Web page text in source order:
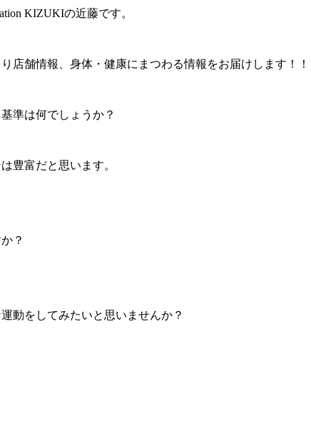
KIZUKIの近藤です。
店舗情報、身体・健康にまつわる情報をお届けします！！
準は何でしょうか？
豊富だと思います。
？
動をしてみたいと思いませんか？